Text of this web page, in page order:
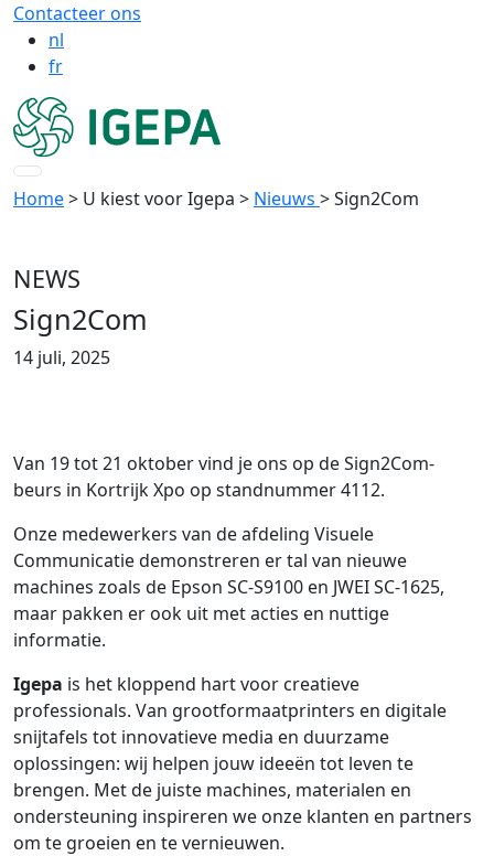
Contacteer ons
nl
fr
Home> U kiest voor Igepa > Nieuws > Sign2Com
NEWS
Sign2Com
14 juli, 2025
Van 19 tot 21 oktober vind je ons op de Sign2Com-
beurs in Kortrijk Xpo op standnummer 4112.
Onze medewerkers van de afdeling Visuele
Communicatie demonstreren er tal van nieuwe
machines zoals de Epson SC-S9100 en JWEI SC-1625,
maar pakken er ook uit met acties en nuttige
informatie.
Igepa is het kloppend hart voor creatieve
professionals. Van grootformaatprinters en digitale
snijtafels tot innovatieve media en duurzame
oplossingen: wij helpen jouw ideeën tot leven te
brengen. Met de juiste machines, materialen en
ondersteuning inspireren we onze klanten en partners
om te groeien en te vernieuwen.